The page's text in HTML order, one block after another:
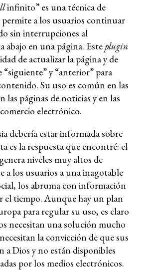
infinito” es una técnica de
permite a los usuarios continuar
sin interrupciones al
abajo en una página. Este plugin
de actualizar la página y de
“siguiente” y “anterior” para
Su uso es común en las
las páginas de noticias y en las
electrónico.
debería estar informada sobre
es la respuesta que encontré: el
niveles muy altos de
a los usuarios a una inagotable
los abruma con información
el tiempo. Aunque hay un plan
para regular su uso, es claro
necesitan una solución mucho
la convicción de que sus
a Dios y no están disponibles
por los medios electrónicos.